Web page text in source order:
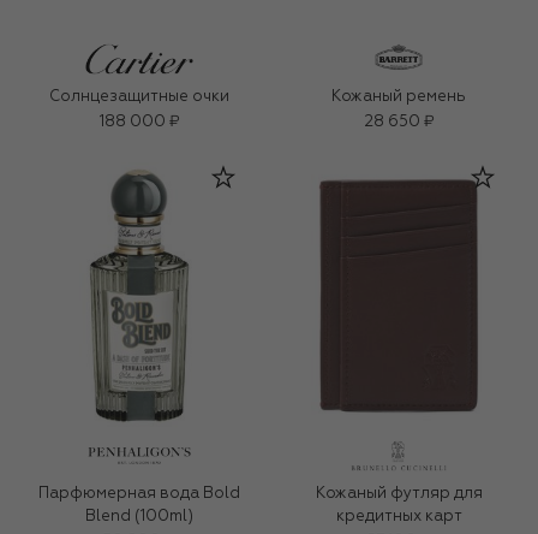
Солнцезащитные очки
188 000 ₽
Кожаный ремень
28 650 ₽
Парфюмерная вода Bold
Blend (100ml)
Кожаный футляр для
кредитных карт